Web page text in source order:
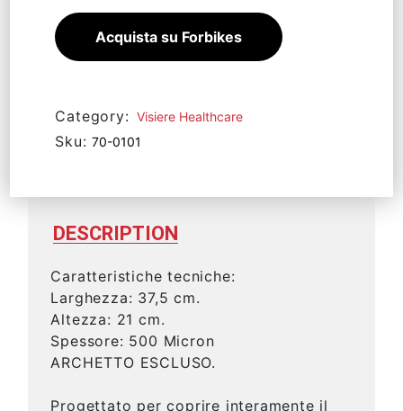
Acquista su Forbikes
Category: Visiere Healthcare
Sku: 70-0101
DESCRIPTION
Caratteristiche tecniche:
Larghezza: 37,5 cm.
Altezza: 21 cm.
Spessore: 500 Micron
ARCHETTO ESCLUSO.
Progettato per coprire interamente il